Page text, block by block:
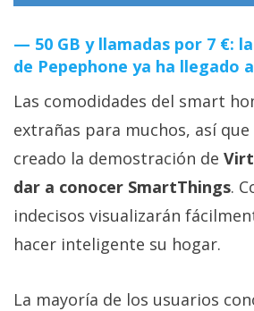
50 GB y llamadas por 7 €:
de Pepephone ya ha llegado
Las comodidades del smart
extrañas para muchos, así que
creado la demostración de
dar a conocer SmartThings.
indecisos visualizarán
hacer inteligente su hogar.
La mayoría de los usuarios